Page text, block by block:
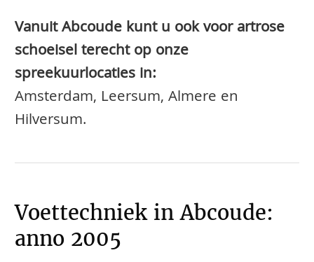
Vanuit Abcoude kunt u ook voor artrose
schoeisel terecht op onze
spreekuurlocaties in:
Amsterdam, Leersum, Almere en
Hilversum.
Voettechniek in Abcoude:
anno 2005